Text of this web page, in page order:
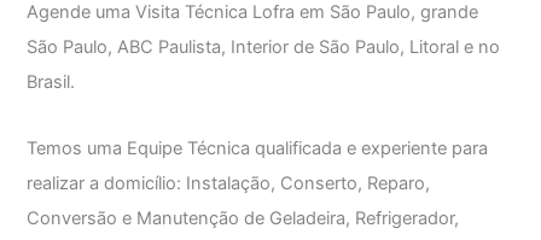
Agende uma Visita Técnica Lofra em São Paulo, grande
São Paulo, ABC Paulista, Interior de São Paulo, Litoral e no
Brasil.
Temos uma Equipe Técnica qualificada e experiente para
realizar a domicílio: Instalação, Conserto, Reparo,
Conversão e Manutenção de Geladeira, Refrigerador,